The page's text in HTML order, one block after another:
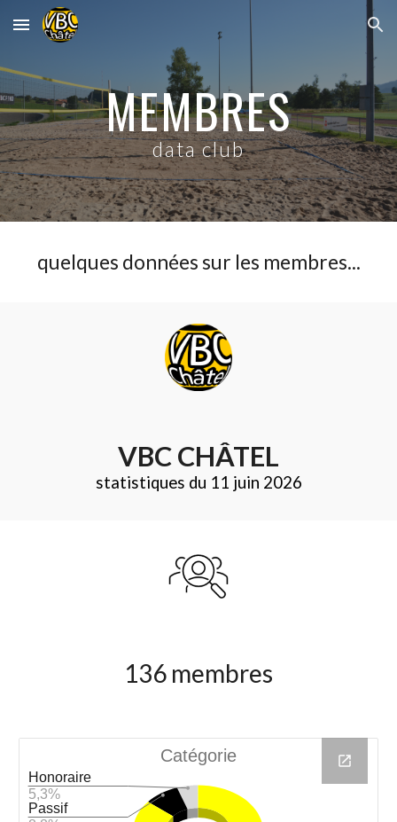
Skip to main content Skip to navigation
MEMBRES
data club
quelques données sur les membres...
VBC CHÂTEL
statistiques du 11 juin 2026
136 membres